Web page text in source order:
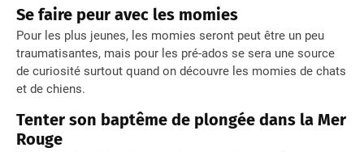
Se faire peur avec les momies
Pour les plus jeunes, les momies seront peut être un peu
traumatisantes, mais pour les pré-ados se sera une source
de curiosité surtout quand on découvre les momies de chats
et de chiens.
Tenter son baptême de plongée dans la Mer
Rouge